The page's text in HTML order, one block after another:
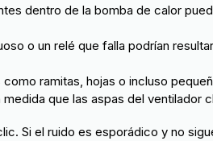
dentro de la bomba de calor
o un relé que falla podrían
ramitas, hojas o incluso
que las aspas del ventilador
Si el ruido es esporádico y no